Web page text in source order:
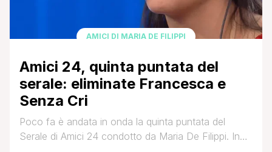
AMICI DI MARIA DE FILIPPI
Amici 24, quinta puntata del
serale: eliminate Francesca e
Senza Cri
Poco fa è andata in onda la quinta puntata del
Serale di Amici 24 condotto da Maria De Filippi. In